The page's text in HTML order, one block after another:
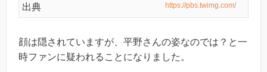
出典 https://pbs.twimg.com/
顔は隠されていますが、平野さんの姿なのでは？と一
時ファンに疑われることになりました。